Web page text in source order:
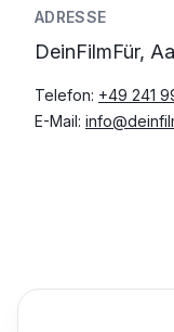
ADRESSE
DeinFilmFür,
Telefon: +49 241
E-Mail: